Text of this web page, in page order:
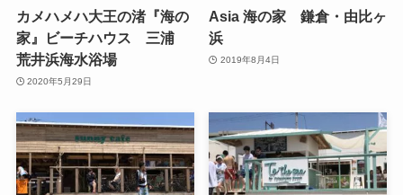
カメハメハ大王の渚『海の
家』ビーチハウス 三浦
荒井浜海水浴場
2020年5月29日
Asia 海の家 鎌倉・由比ヶ
浜
2019年8月4日